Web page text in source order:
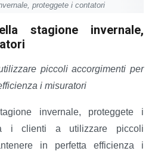
proteggete i contatori
stagione invernale,
piccoli accorgimenti per
i misuratori
invernale, proteggete i
i clienti a utilizzare piccoli
in perfetta efficienza i